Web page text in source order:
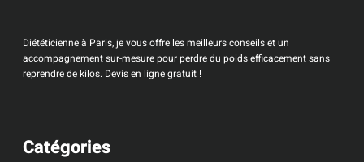
Diététicienne à Paris, je vous offre les meilleurs conseils et un
accompagnement sur-mesure pour perdre du poids efficacement sans
reprendre de kilos. Devis en ligne gratuit !
Catégories